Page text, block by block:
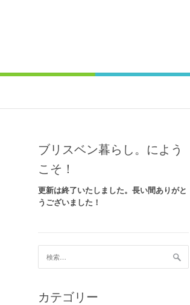
ブリスベン暮らし。によう
こそ！
更新は終了いたしました。長い間ありがと
うございました！
索:
カテゴリー